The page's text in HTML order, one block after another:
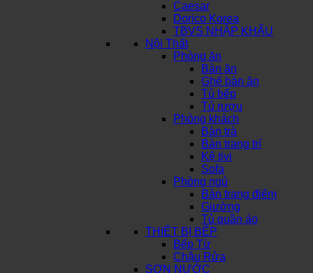
Caesar
Dorico Korea
TBVS NHẬP KHẨU
Nội Thất
Phòng ăn
Bàn ăn
Ghế bàn ăn
Tủ bếp
Tủ rượu
Phòng khách
Bàn trà
Bàn trang trí
Kệ tivi
Sofa
Phòng ngủ
Bàn trang điểm
Giường
Tủ quần áo
THIẾT BỊ BẾP
Bếp Từ
Chậu Rửa
SƠN NƯỚC